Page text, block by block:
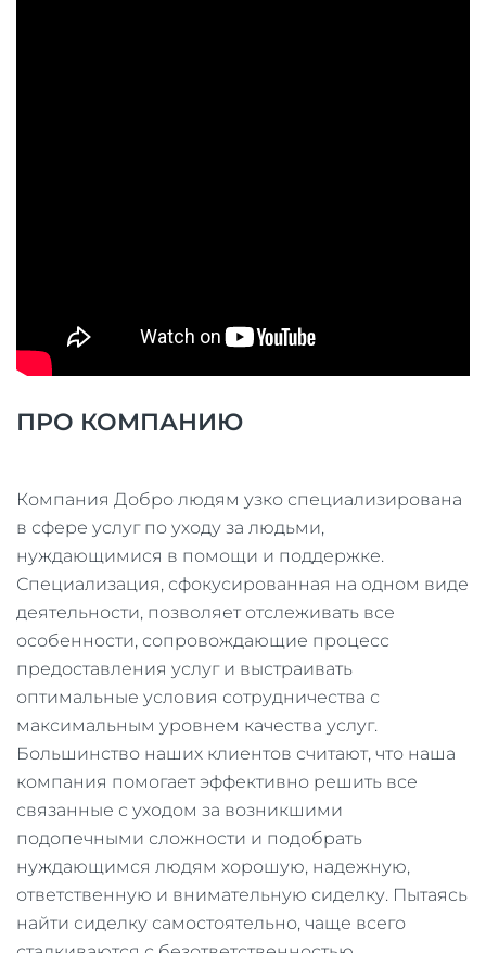
ПРО КОМПАНИЮ
Компания Добро людям узко специализирована
в сфере услуг по уходу за людьми,
нуждающимися в помощи и поддержке.
Специализация, сфокусированная на одном виде
деятельности, позволяет отслеживать все
особенности, сопровождающие процесс
предоставления услуг и выстраивать
оптимальные условия сотрудничества с
максимальным уровнем качества услуг.
Большинство наших клиентов считают, что наша
компания помогает эффективно решить все
связанные с уходом за возникшими
подопечными сложности и подобрать
нуждающимся людям хорошую, надежную,
ответственную и внимательную сиделку. Пытаясь
найти сиделку самостоятельно, чаще всего